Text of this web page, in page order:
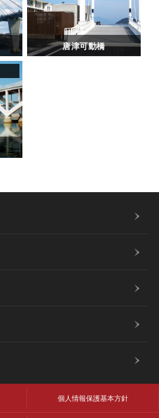
唐津可動橋
個人情報保護基本方針